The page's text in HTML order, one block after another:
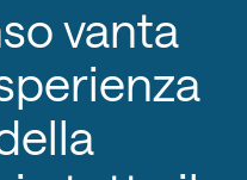
vanta